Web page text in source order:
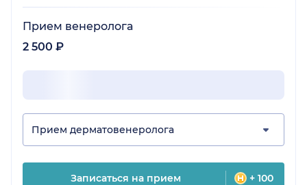
Прием венеролога
2 500 ₽
Прием дерматовенеролога
Записаться на прием + 100